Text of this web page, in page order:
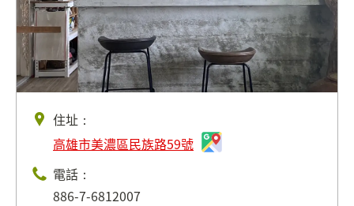
住址：
高雄市美濃區民族路59號
電話：
886-7-6812007